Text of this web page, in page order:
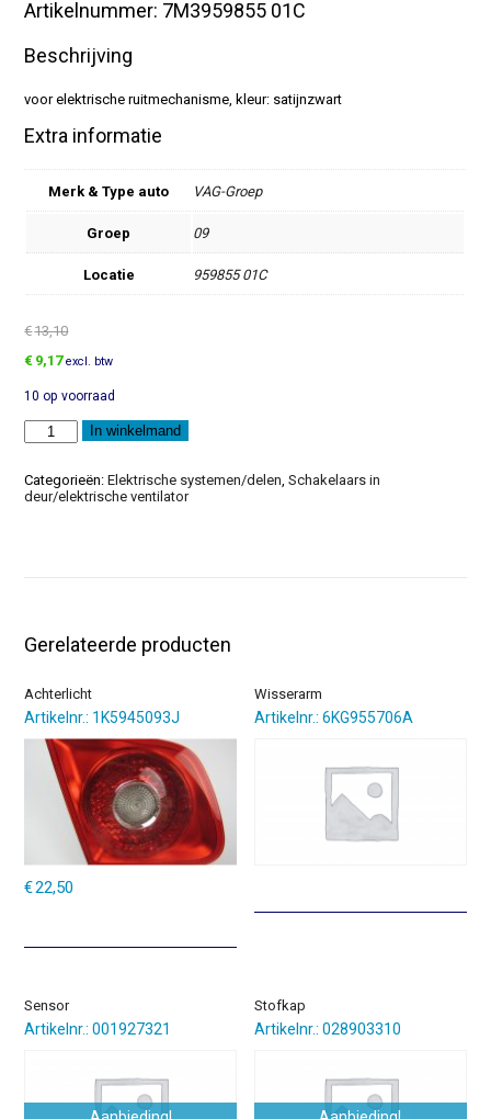
Artikelnummer: 7M3959855 01C
Beschrijving
voor elektrische ruitmechanisme, kleur: satijnzwart
Extra informatie
Merk & Type auto VAG-Groep
Groep 09
Locatie 959855 01C
€13,10
Oorspronkelijke
was:
€13,10.
€ 9,17Huidige
is:
€9,17.
excl. btw
10 op voorraad
Schakelaar
aantal
In winkelmand
Categorieën:Elektrische systemen/delen,Schakelaars in
deur/elektrische ventilator
Gerelateerde producten
Achterlicht
Artikelnr.: 1K5945093J
€22,50
Wisserarm
Artikelnr.: 6KG955706A
Sensor
Artikelnr.: 001927321
Stofkap
Artikelnr.: 028903310